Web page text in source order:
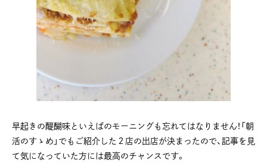
早起きの醍醐味といえばのモーニングも忘れてはなりません！「朝
活のすゝめ」でもご紹介した２店の出店が決まったので、記事を見
て気になっていた方には最高のチャンスです。